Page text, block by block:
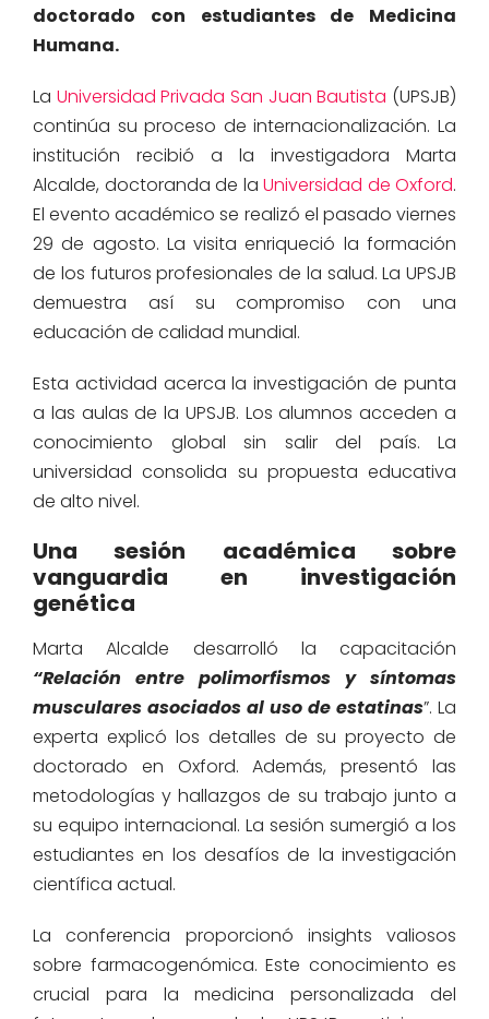
doctorado con estudiantes de Medicina
Humana.
La Universidad Privada San Juan Bautista (UPSJB)
continúa su proceso de internacionalización. La
institución recibió a la investigadora Marta
Alcalde, doctoranda de la Universidad de Oxford.
El evento académico se realizó el pasado viernes
29 de agosto. La visita enriqueció la formación
de los futuros profesionales de la salud. La UPSJB
demuestra así su compromiso con una
educación de calidad mundial.
Esta actividad acerca la investigación de punta
a las aulas de la UPSJB. Los alumnos acceden a
conocimiento global sin salir del país. La
universidad consolida su propuesta educativa
de alto nivel.
Una sesión académica sobre
vanguardia en investigación
genética
Marta Alcalde desarrolló la capacitación
“Relación entre polimorfismos y síntomas
musculares asociados al uso de estatinas”. La
experta explicó los detalles de su proyecto de
doctorado en Oxford. Además, presentó las
metodologías y hallazgos de su trabajo junto a
su equipo internacional. La sesión sumergió a los
estudiantes en los desafíos de la investigación
científica actual.
La conferencia proporcionó insights valiosos
sobre farmacogenómica. Este conocimiento es
crucial para la medicina personalizada del